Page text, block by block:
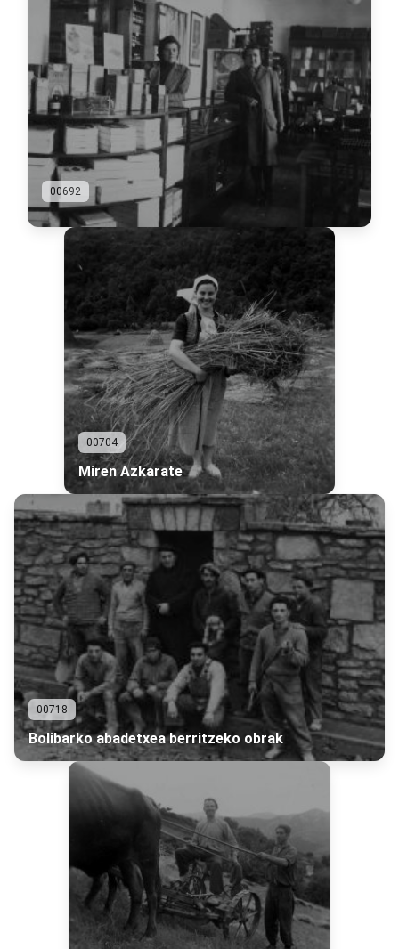
00692
00704
Miren Azkarate
00718
Bolibarko abadetxea berritzeko obrak